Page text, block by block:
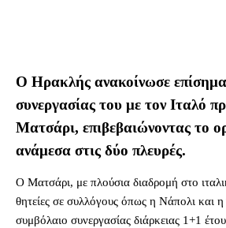
Ο Ηρακλής ανακοίνωσε
συνεργασίας του με τον Ιταλό
Ματσάρι, επιβεβαιώνοντας το
ανάμεσα στις δύο πλευρές.
Ο Ματσάρι, με πλούσια διαδρομή στο
θητείες σε συλλόγους όπως η Νάπολι και η
συμβόλαιο συνεργασίας διάρκειας 1+1